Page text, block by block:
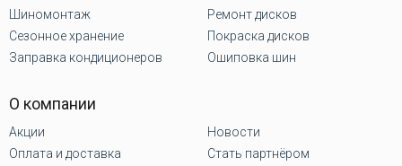
Шиномонтаж
Сезонное хранение
Заправка кондиционеров
Ремонт дисков
Покраска дисков
Ошиповка шин
О компании
Акции
Оплата и доставка
Новости
Стать партнёром